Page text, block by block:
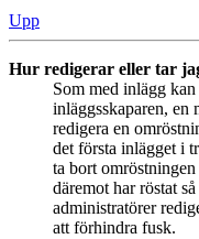
Upp
Hur redigerar eller tar
Som med inlägg
inläggsskaparen, en
redigera en
det första inlägget i
ta bort
däremot har röstat
administratörer
att förhindra fusk.